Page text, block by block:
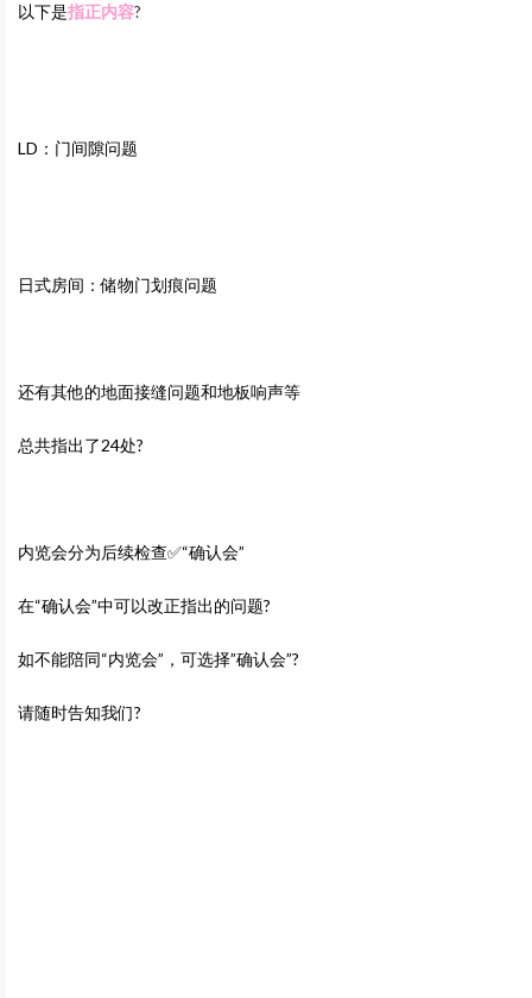
以下是指正内容?
LD：门间隙问题
日式房间：储物门划痕问题
还有其他的地面接缝问题和地板响声等
总共指出了24处?
内览会分为后续检查✅“确认会”
在“确认会”中可以改正指出的问题?
如不能陪同“内览会”，可选择”确认会”?
请随时告知我们?